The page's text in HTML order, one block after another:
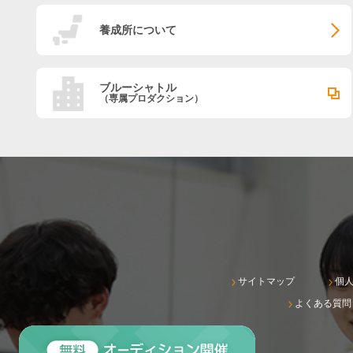
養成所について
ブルーシャトル
（専属プロダクション）
サイトマップ
個
よくある質問